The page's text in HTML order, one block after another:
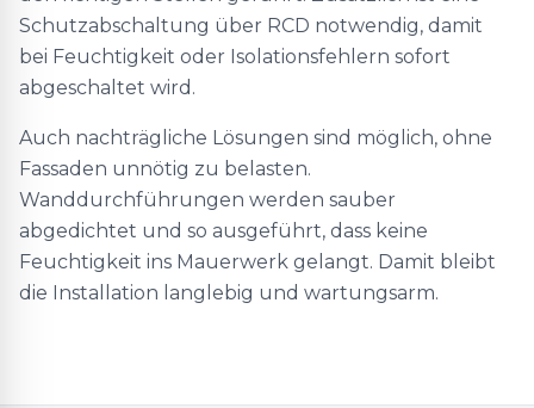
Schutzabschaltung über RCD notwendig, damit
bei Feuchtigkeit oder Isolationsfehlern sofort
abgeschaltet wird.
Auch nachträgliche Lösungen sind möglich, ohne
Fassaden unnötig zu belasten.
Wanddurchführungen werden sauber
abgedichtet und so ausgeführt, dass keine
Feuchtigkeit ins Mauerwerk gelangt. Damit bleibt
die Installation langlebig und wartungsarm.